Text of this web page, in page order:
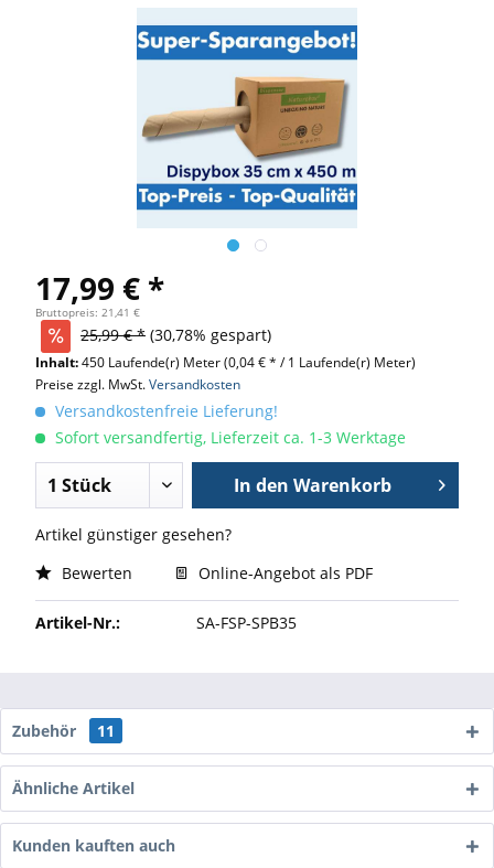
17,99 € *
Bruttopreis: 21,41 €
25,99 € * (30,78% gespart)
Inhalt:450 Laufende(r) Meter(0,04 € * / 1 Laufende(r) Meter)
Preise zzgl. MwSt.Versandkosten
Versandkostenfreie Lieferung!
Sofort versandfertig, Lieferzeit ca. 1-3 Werktage
In den Warenkorb
Artikel günstiger gesehen?
Bewerten
Online-Angebot als PDF
Artikel-Nr.: SA-FSP-SPB35
Zubehör 11
Ähnliche Artikel
Kunden kauften auch